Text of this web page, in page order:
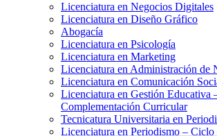
Licenciatura en Negocios Digitales
Licenciatura en Diseño Gráfico
Abogacía
Licenciatura en Psicología
Licenciatura en Marketing
Licenciatura en Administración de
Licenciatura en Comunicación
Licenciatura en Gestión Educativa
Complementación Curricular
Tecnicatura Universitaria en
Licenciatura en Periodismo – Ciclo